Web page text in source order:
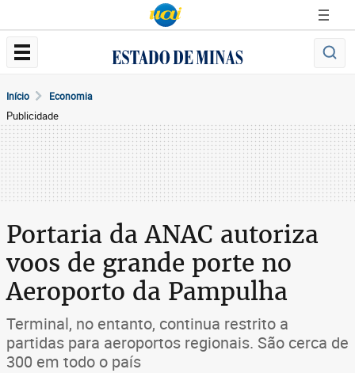
Início Economia
Publicidade
Portaria da ANAC autoriza
voos de grande porte no
Aeroporto da Pampulha
Terminal, no entanto, continua restrito a
partidas para aeroportos regionais. São cerca de
300 em todo o país